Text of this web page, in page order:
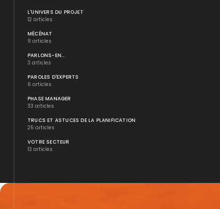
L'UNIVERS DU PROJET
12 articles
MÉCÉNAT
9 articles
PARLONS-EN...
3 articles
PAROLES D'EXPERTS
6 articles
PHASE MANAGER
33 articles
TRUCS ET ASTUCES DE LA PLANIFICATION
25 articles
VOTRE SECTEUR
13 articles